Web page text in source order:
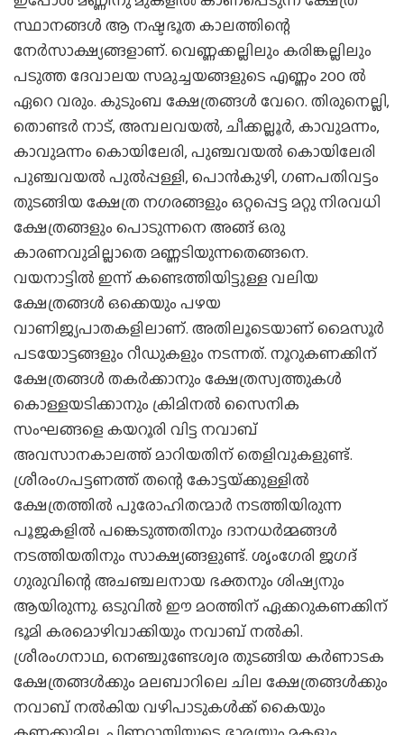
സ്ഥാനങ്ങള്‍ ആ നഷ്ടഭൂത കാലത്തിന്റെ
നേര്‍സാക്ഷ്യങ്ങളാണ്. വെണ്ണക്കല്ലിലും കരിങ്കല്ലിലും
പടുത്ത ദേവാലയ സമുച്ചയങ്ങളുടെ എണ്ണം 200 ല്‍
ഏറെ വരും. കുടുംബ ക്ഷേത്രങ്ങള്‍ വേറെ. തിരുനെല്ലി,
തൊണ്ടര്‍ നാട്, അമ്പലവയല്‍, ചീക്കല്ലൂര്‍, കാവുമന്നം,
കാവുമന്നം കൊയിലേരി, പുഞ്ചവയല്‍ കൊയിലേരി
പുഞ്ചവയല്‍ പുല്‍പ്പള്ളി, പൊന്‍കുഴി, ഗണപതിവട്ടം
തുടങ്ങിയ ക്ഷേത്ര നഗരങ്ങളും ഒറ്റപ്പെട്ട മറ്റു നിരവധി
ക്ഷേത്രങ്ങളും പൊടുന്നനെ അങ്ങ് ഒരു
കാരണവുമില്ലാതെ മണ്ണടിയുന്നതെങ്ങനെ.
വയനാട്ടില്‍ ഇന്ന് കണ്ടെത്തിയിട്ടുള്ള വലിയ
ക്ഷേത്രങ്ങള്‍ ഒക്കെയും പഴയ
വാണിജ്യപാതകളിലാണ്. അതിലൂടെയാണ് മൈസൂര്‍
പടയോട്ടങ്ങളും റീഡുകളും നടന്നത്. നൂറുകണക്കിന്
ക്ഷേത്രങ്ങള്‍ തകര്‍ക്കാനും ക്ഷേത്രസ്വത്തുകള്‍
കൊള്ളയടിക്കാനും ക്രിമിനല്‍ സൈനിക
സംഘങ്ങളെ കയറൂരി വിട്ട നവാബ്
അവസാനകാലത്ത് മാറിയതിന് തെളിവുകളുണ്ട്.
ശ്രീരംഗപട്ടണത്ത് തന്റെ കോട്ടയ്‌ക്കുള്ളില്‍
ക്ഷേത്രത്തില്‍ പുരോഹിതന്മാര്‍ നടത്തിയിരുന്ന
പൂജകളില്‍ പങ്കെടുത്തതിനും ദാനധര്‍മ്മങ്ങള്‍
നടത്തിയതിനും സാക്ഷ്യങ്ങളുണ്ട്. ശൃംഗേരി ജഗദ്
ഗുരുവിന്റെ അചഞ്ചലനായ ഭക്തനും ശിഷ്യനും
ആയിരുന്നു. ഒടുവില്‍ ഈ മഠത്തിന് ഏക്കറുകണക്കിന്
ഭൂമി കരമൊഴിവാക്കിയും നവാബ് നല്‍കി.
ശ്രീരംഗനാഥ, നെഞ്ചുണ്ടേശ്വര തുടങ്ങിയ കര്‍ണാടക
ക്ഷേത്രങ്ങള്‍ക്കും മലബാറിലെ ചില ക്ഷേത്രങ്ങള്‍ക്കും
നവാബ് നല്‍കിയ വഴിപാടുകള്‍ക്ക് കൈയും